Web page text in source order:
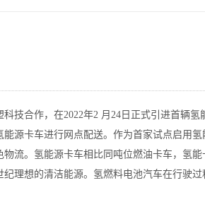
技合作，在2022年2 月24日正式引进首辆氢
源卡车进行网点配送。作为首家试点启用
流。氢能源卡车相比同吨位燃油卡车，氢
理想的清洁能源。氢燃料电池汽车在行驶